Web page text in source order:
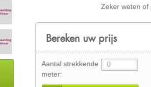
Zeker weten of
Bereken uw prijs
Aantal strekkende
meter: